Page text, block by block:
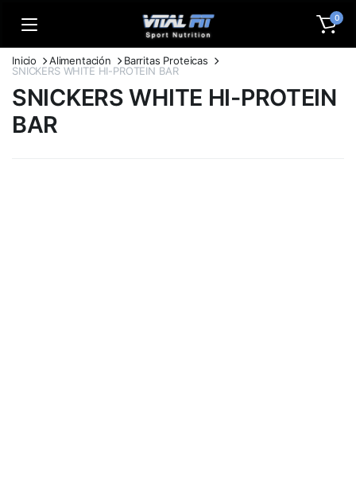
0
Inicio Alimentación
Barritas Proteicas
SNICKERS WHITE HI-PROTEIN BAR
SNICKERS WHITE HI-PROTEIN
BAR